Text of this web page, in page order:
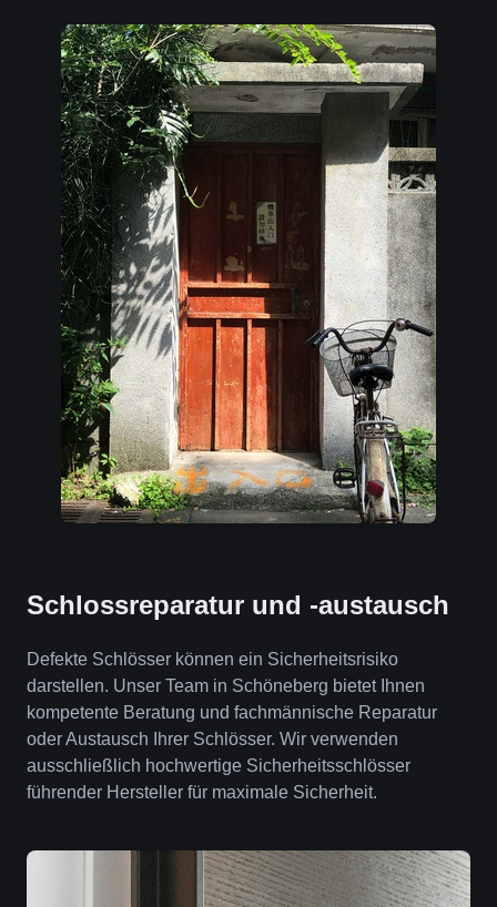
Schlossreparatur und -austausch
Defekte Schlösser können ein Sicherheitsrisiko
darstellen. Unser Team in Schöneberg bietet Ihnen
kompetente Beratung und fachmännische Reparatur
oder Austausch Ihrer Schlösser. Wir verwenden
ausschließlich hochwertige Sicherheitsschlösser
führender Hersteller für maximale Sicherheit.